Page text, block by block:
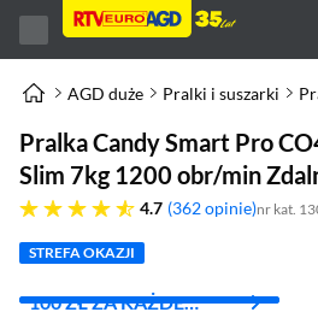
AGD duże Pralki i suszarki
Pralka Candy Smart Pro
Slim 7kg 1200 obr/min
4.7
4.7 gwiazdek 362 opinie nr kat.
STREFA OKAZJI
100 ZŁ ZA KAŻDE